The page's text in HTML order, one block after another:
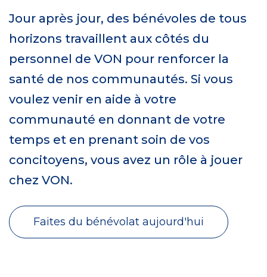
Jour après jour, des bénévoles de tous
horizons travaillent aux côtés du
personnel de VON pour renforcer la
santé de nos communautés. Si vous
voulez venir en aide à votre
communauté en donnant de votre
temps et en prenant soin de vos
concitoyens, vous avez un rôle à jouer
chez VON.
Faites du bénévolat aujourd'hui